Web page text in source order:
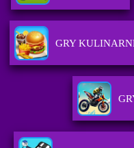
GRY